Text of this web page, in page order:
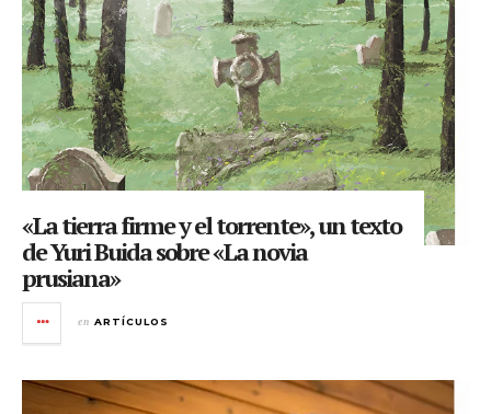
«La tierra firme y el torrente», un texto
de Yuri Buida sobre «La novia
prusiana»
en ARTÍCULOS